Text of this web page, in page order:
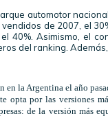
automotor
de 2007, el
40%. Asimismo, el
del ranking.
en la Argentina el año
opta por las versiones
de la versión más